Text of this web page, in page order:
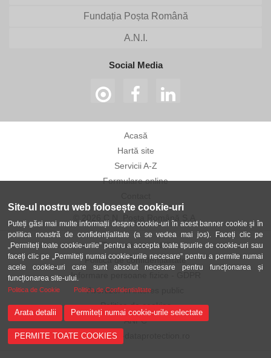
Site-ul nostru web folosește cookie-uri
Puteți găsi mai multe informații despre cookie-uri în acest banner cookie și în
politica noastră de confidențialitate (a se vedea mai jos). Faceți clic pe
„Permiteți toate cookie-urile” pentru a accepta toate tipurile de cookie-uri sau
faceți clic pe „Permiteți numai cookie-urile necesare” pentru a permite numai
acele cookie-uri care sunt absolut necesare pentru funcționarea și
funcționarea site-ului.
Politica de Cookie Politica de Confidentialitate
Arata detalii Permiteți numai cookie-urile selectate
PERMITE TOATE COOKIES
Fundația Poșta Română
A.N.I.
Social Media
Acasă
Hartă site
Servicii A-Z
Formulare online
Termeni și condiții
Politica de confidențialitate
Informare persoane fizice - GDPR
Avertizor în interes public
Politica de cookies
ANPC
ANSPDCP-dataprotection.ro